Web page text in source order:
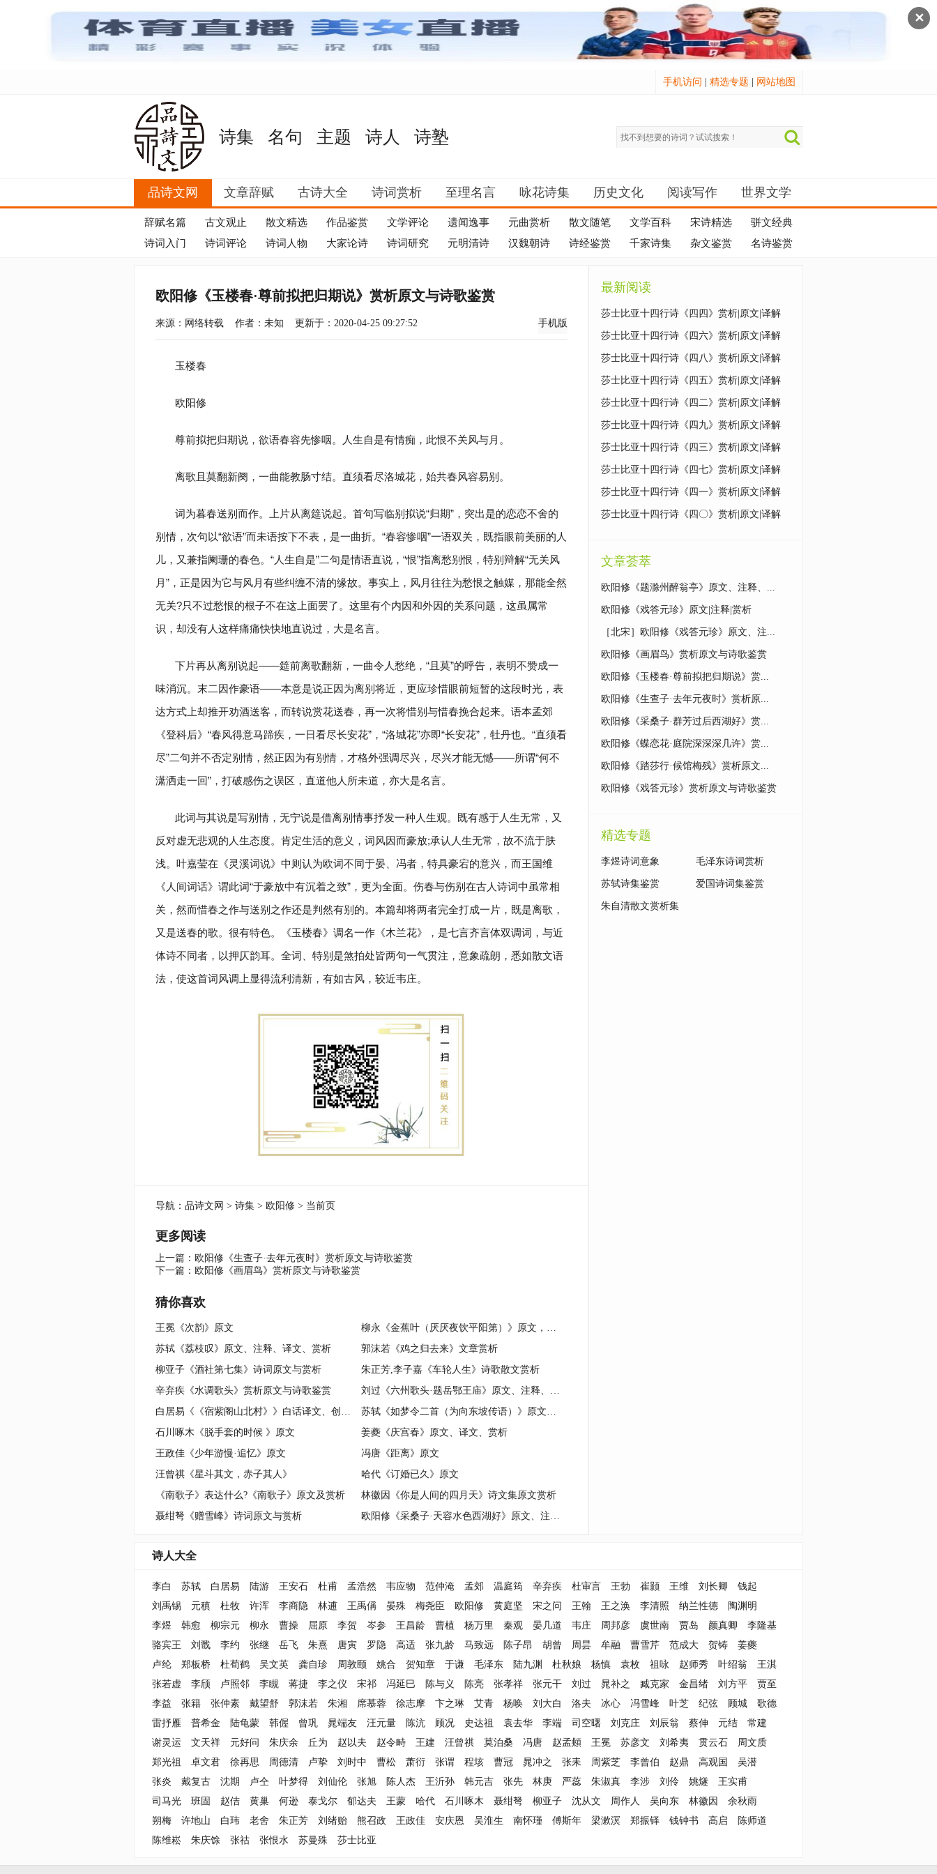
✕
手机访问 精选专题 网站地图
诗集 名句 主题 诗人 诗塾
品诗文网 文章辞赋 古诗大全 诗词赏析 至理名言 咏花诗集 历史文化 阅读写作 世界文学
辞赋名篇 古文观止 散文精选 作品鉴赏 文学评论 遗闻逸事 元曲赏析 散文随笔 文学百科 宋诗精选
骈文经典
诗词入门
诗词评论 诗词人物 大家论诗 诗词研究 元明清诗 汉魏朝诗 诗经鉴赏 千家诗集 杂文鉴赏 名诗鉴赏
欧阳修《玉楼春·尊前拟把归期说》赏析原文与诗歌鉴赏
来源：网络转载 作者：未知 更新于：2020-04-25 09:27:52 手机版
玉楼春
欧阳修
尊前拟把归期说，欲语春容先惨咽。人生自是有情痴，此恨不关风与月。
离歌且莫翻新阕，一曲能教肠寸结。直须看尽洛城花，始共春风容易别。
词为暮春送别而作。上片从离筵说起。首句写临别拟说“归期”，突出是的恋恋不舍的
别情，次句以“欲语”而未语按下不表，是一曲折。“春容惨咽”一语双关，既指眼前美丽的人
儿，又兼指阑珊的春色。“人生自是”二句是情语直说，“恨”指离愁别恨，特别辩解“无关风
月”，正是因为它与风月有些纠缠不清的缘故。事实上，风月往往为愁恨之触媒，那能全然
无关?只不过愁恨的根子不在这上面罢了。这里有个内因和外因的关系问题，这虽属常
识，却没有人这样痛痛快快地直说过，大是名言。
下片再从离别说起——筵前离歌翻新，一曲令人愁绝，“且莫”的呼告，表明不赞成一
味消沉。末二因作豪语——本意是说正因为离别将近，更应珍惜眼前短暂的这段时光，表
达方式上却推开劝酒送客，而转说赏花送春，再一次将惜别与惜春挽合起来。语本孟郊
《登科后》“春风得意马蹄疾，一日看尽长安花”，“洛城花”亦即“长安花”，牡丹也。“直须看
尽”二句并不否定别情，然正因为有别情，才格外强调尽兴，尽兴才能无憾——所谓“何不
潇洒走一回”，打破感伤之误区，直道他人所未道，亦大是名言。
此词与其说是写别情，无宁说是借离别情事抒发一种人生观。既有感于人生无常，又
反对虚无悲观的人生态度。肯定生活的意义，词风因而豪放;承认人生无常，故不流于肤
浅。叶嘉莹在《灵溪词说》中则认为欧词不同于晏、冯者，特具豪宕的意兴，而王国维
《 人间词话》谓此词“于豪放中有沉着之致”，更为全面。伤春与伤别在古人诗词中虽常相
关，然而惜春之作与送别之作还是判然有别的。本篇却将两者完全打成一片，既是离歌，
又是送春的歌。很有特色。《玉楼春》调名一作《木兰花》，是七言齐言体双调词，与近
体诗不同者，以押仄韵耳。全词、特别是煞拍处皆两句一气贯注，意象疏朗，悉如散文语
法，使这首词风调上显得流利清新，有如古风，较近韦庄。
导航： 品诗文网 > 诗集 > 欧阳修 > 当前页
更多阅读
上一篇： 欧阳修《生查子·去年元夜时》赏析原文与诗歌鉴赏
下一篇： 欧阳修《画眉鸟》赏析原文与诗歌鉴赏
猜你喜欢
王冕《次韵》原文
柳永《金蕉叶（厌厌夜饮平阳第）》原文，注释，译文，赏析
苏轼《荔枝叹》原文、注释、译文、赏析
郭沫若《鸡之归去来》文章赏析
柳亚子《酒社第七集》诗词原文与赏析
朱正芳,李子嘉《车轮人生》诗歌散文赏析
辛弃疾《水调歌头》赏析原文与诗歌鉴赏
刘过《六州歌头·题岳鄂王庙》原文、注释、译文、鉴赏
白居易《《宿紫阁山北村》》白话译文、创作背景、赏析
苏轼《如梦令二首（为向东坡传语）》原文、注释、译文、赏析
石川啄木《脱手套的时候 》原文
姜夔《庆宫春》原文、译文、赏析
王政佳《少年游慢·追忆》原文
冯唐《距离》原文
汪曾祺《星斗其文，赤子其人》
哈代《订婚已久》原文
《南歌子》表达什么?《南歌子》原文及赏析
林徽因《你是人间的四月天》诗文集原文赏析
聂绀弩《赠雪峰》诗词原文与赏析
欧阳修《采桑子·天容水色西湖好》原文、注释、译文、赏析
最新阅读
莎士比亚十四行诗《四四》赏析|原文|译解
莎士比亚十四行诗《四六》赏析|原文|译解
莎士比亚十四行诗《四八》赏析|原文|译解
莎士比亚十四行诗《四五》赏析|原文|译解
莎士比亚十四行诗《四二》赏析|原文|译解
莎士比亚十四行诗《四九》赏析|原文|译解
莎士比亚十四行诗《四三》赏析|原文|译解
莎士比亚十四行诗《四七》赏析|原文|译解
莎士比亚十四行诗《四一》赏析|原文|译解
莎士比亚十四行诗《四〇》赏析|原文|译解
文章荟萃
欧阳修《题滁州醉翁亭》原文、注释、...
欧阳修《戏答元珍》原文|注释|赏析
［北宋］欧阳修《戏答元珍》原文、注...
欧阳修《画眉鸟》赏析原文与诗歌鉴赏
欧阳修《玉楼春·尊前拟把归期说》赏...
欧阳修《生查子·去年元夜时》赏析原...
欧阳修《采桑子·群芳过后西湖好》赏...
欧阳修《蝶恋花·庭院深深深几许》赏...
欧阳修《踏莎行·候馆梅残》赏析原文...
欧阳修《戏答元珍》赏析原文与诗歌鉴赏
精选专题
李煜诗词意象 毛泽东诗词赏析
苏轼诗集鉴赏 爱国诗词集鉴赏
朱自清散文赏析集
诗人大全
李白 苏轼 白居易 陆游 王安石 杜甫 孟浩然 韦应物 范仲淹 孟郊 温庭筠 辛弃疾 杜审言 王勃 崔颢 王维 刘长卿
钱起
刘禹锡
元稹 杜牧 许浑 李商隐 林逋 王禹偁 晏殊 梅尧臣 欧阳修 黄庭坚 宋之问 王翰 王之涣 李清照 纳兰性德
陶渊明
李煜
韩愈 柳宗元 柳永 曹操 屈原 李贺 岑参 王昌龄 曹植 杨万里 秦观 晏几道 韦庄 周邦彦 虞世南 贾岛 颜真卿
李隆基
骆宾王
刘戬 李约 张继 岳飞 朱熹 唐寅 罗隐 高适 张九龄 马致远 陈子昂 胡曾 周昙 牟融 曹雪芹 范成大 贺铸
姜夔
卢纶
郑板桥 杜荀鹤 吴文英 龚自珍 周敦颐 姚合 贺知章 于谦 毛泽东 陆九渊 杜秋娘 杨慎 袁枚 祖咏 赵师秀 叶绍翁
王淇
张若虚
李颀 卢照邻 李瞡 蒋捷 李之仪 宋祁 冯延巳 陈与义 陈亮 张孝祥 张元干 刘过 晁补之 臧克家 金昌绪 刘方平
贾至
李益
张籍 张仲素 戴望舒 郭沫若 朱湘 席慕蓉 徐志摩 卞之琳 艾青 杨唤 刘大白 洛夫 冰心 冯雪峰 叶芝 纪弦 顾城
歌德
雷抒雁
普希金 陆龟蒙 韩偓 曾巩 晁端友 汪元量 陈沆 顾况 史达祖 袁去华 李端 司空曙 刘克庄 刘辰翁 蔡伸 元结
常建
谢灵运
文天祥 元好问 朱庆余 丘为 赵以夫 赵令畤 王建 汪曾祺 莫泊桑 冯唐 赵孟頫 王冕 苏彦文 刘希夷 贯云石
周文质
郑光祖
卓文君 徐再思 周德清 卢挚 刘时中 曹松 萧衍 张谓 程垓 曹冠 晁冲之 张耒 周紫芝 李曾伯 赵鼎 高观国
吴潜
张炎
戴复古 沈期 卢仝 叶梦得 刘仙伦 张旭 陈人杰 王沂孙 韩元吉 张先 林庚 严蕊 朱淑真 李涉 刘伶 姚燧
王实甫
司马光
班固 赵佶 黄巢 何逊 泰戈尔 郁达夫 王蒙 哈代 石川啄木 聂绀弩 柳亚子 沈从文 周作人 吴向东 林徽因
余秋雨
朔梅
许地山 白玮 老舍 朱正芳 刘绪贻 熊召政 王政佳 安庆恩 吴淮生 南怀瑾 傅斯年 梁漱溟 郑振铎 钱钟书 高启
陈师道
陈维崧
朱庆馀 张祜 张恨水 苏曼殊 莎士比亚